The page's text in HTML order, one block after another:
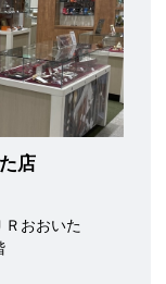
店
Ｒおおいた